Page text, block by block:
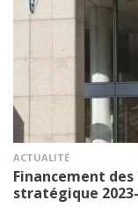
ACTUALITÉ
Financement des
stratégique